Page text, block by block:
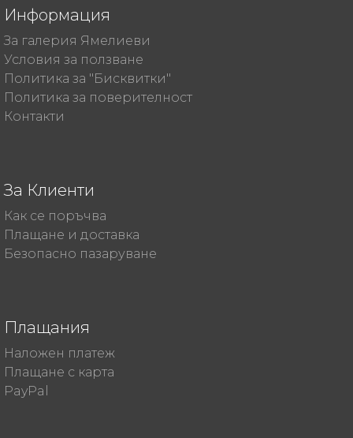
Информация
За галерия Ямелиеви
Условия за ползване
Политика за "Бисквитки"
Политика за поверителност
Контакти
За Клиенти
Как се поръчва
Плащане и доставка
Безопасно пазаруване
Плащания
Наложен платеж
Плащане с карта
PayPal